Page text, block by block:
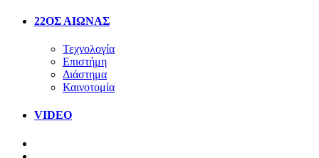
22ΟΣ ΑΙΩΝΑΣ
Τεχνολογία
Επιστήμη
Διάστημα
Καινοτομία
VIDEO